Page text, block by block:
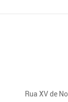
Rua XV de